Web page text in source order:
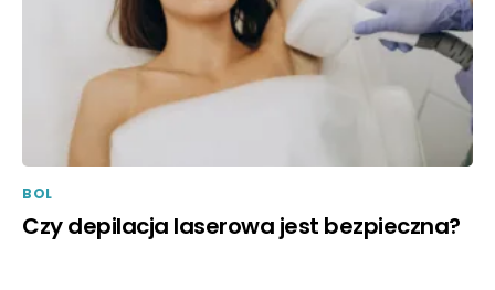
BOL
Czy depilacja laserowa jest bezpieczna?